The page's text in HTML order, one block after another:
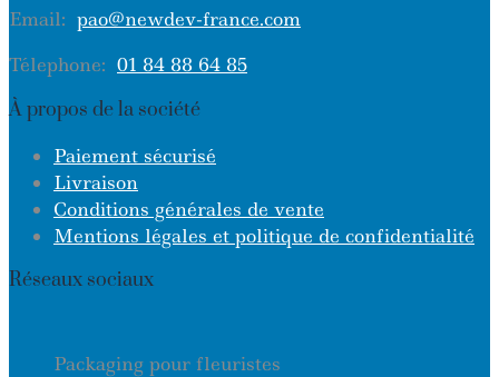
Email: pao@newdev-france.com
Télephone: 01 84 88 64 85
À propos de la société
Paiement sécurisé
Livraison
Conditions générales de vente
Mentions légales et politique de confidentialité
Réseaux sociaux
Packaging pour fleuristes